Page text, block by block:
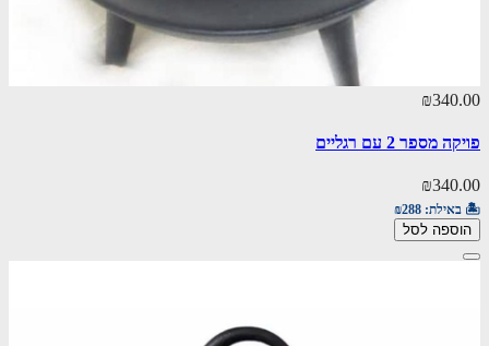
₪340.00
פויקה מספר 2 עם רגליים
₪340.00
🏝️ באילת: ₪288
הוספה לסל